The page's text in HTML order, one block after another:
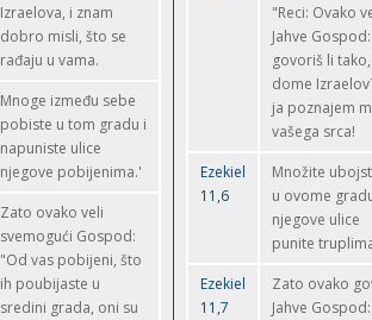
Izraelova, i znam
dobro misli, što se
rađaju u vama.
Mnoge između sebe
pobiste u tom gradu i
napuniste ulice
njegove pobijenima.'
Zato ovako veli
svemogući Gospod:
"Od vas pobijeni, što
ih poubijaste u
sredini grada, oni su
"Reci: Ovako
Jahve
govoriš li tako,
dome
ja poznajem
vašega srca!
Ezekiel
11,6
Množite
u ovome
njegove ulice
punite
Ezekiel
11,7
Zato ovako
Jahve Gospod: